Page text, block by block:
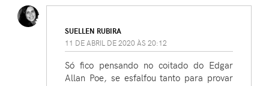
SUELLEN RUBIRA
11 DE ABRIL DE 2020 ÀS 20:12
Só fico pensando no coitado do Edgar
Allan Poe, se esfalfou tanto para provar